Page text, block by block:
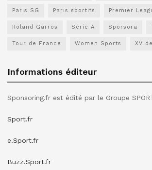
Paris SG Paris sportifs Premier
Roland Garros Serie A Sporsora
Tour de France Women Sports XV
Informations éditeur
Sponsoring.fr est édité par le Groupe
Sport.fr
e.Sport.fr
Buzz.Sport.fr